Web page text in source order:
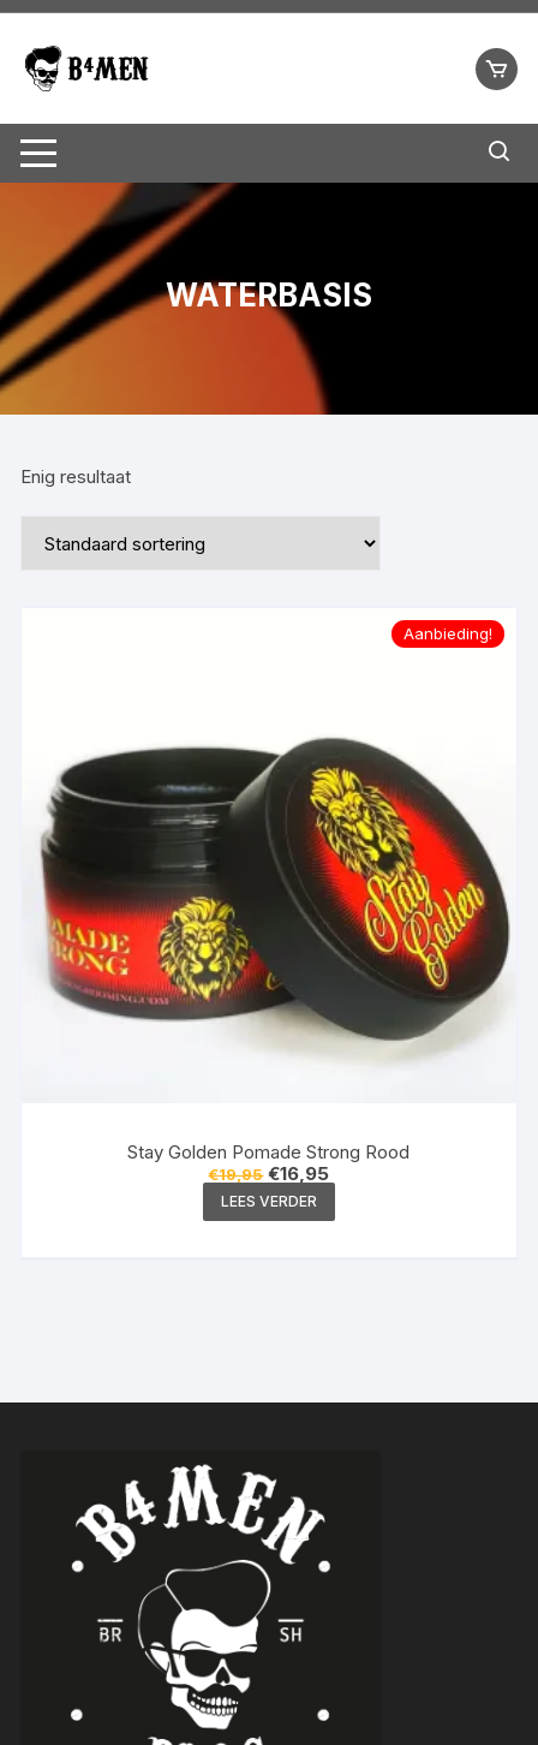
Ga
inhoud
WATERBASIS
Enig resultaat
Aanbieding!
Stay Golden Pomade Strong Rood
€19,95 Oorspronkelijke
prijs
was:
€19,95.
€16,95Huidige
prijs
€16,95.
LEES VERDER